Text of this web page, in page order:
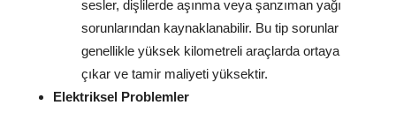
sesler, dişlilerde aşınma veya şanzıman yağı
sorunlarından kaynaklanabilir. Bu tip sorunlar
genellikle yüksek kilometreli araçlarda ortaya
çıkar ve tamir maliyeti yüksektir.
Elektriksel Problemler